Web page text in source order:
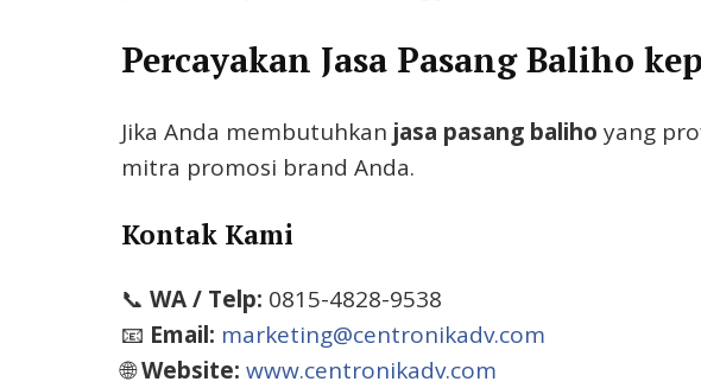
Percayakan Jasa Pasang Baliho
Jika Anda membutuhkan jasa pasang baliho yang
mitra promosi brand Anda.
Kontak Kami
📞 WA / Telp: 0815-4828-9538
📧 Email: marketing@centronikadv.com
🌐Website: www.centronikadv.com